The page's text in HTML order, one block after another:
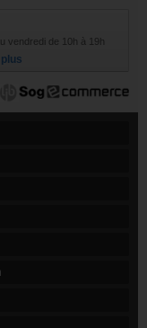
vendredi de 10h à 19h